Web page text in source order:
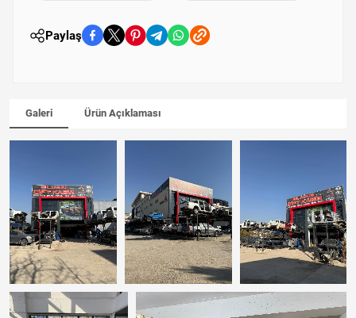
Paylaş
Galeri Ürün Açıklaması